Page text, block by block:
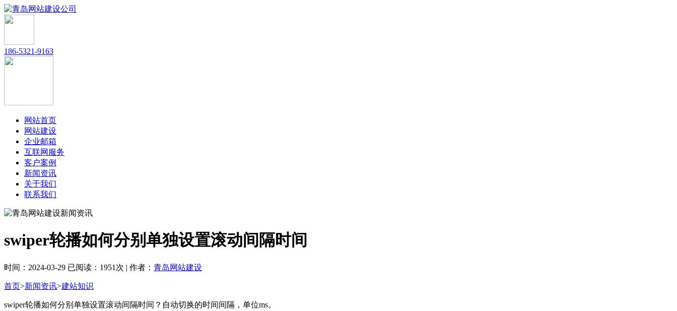
186-5321-9163
网站首页
网站建设
企业邮箱
互联网服务
客户案例
新闻资讯
关于我们
联系我们
swiper轮播如何分别单独设置滚动间隔时间
时间：2024-03-29 已阅读：1951次 | 作者： 青岛网站建设
首页>新闻资讯>建站知识
swiper轮播如何分别单独设置滚动间隔时间？自动切换的时间间隔，单位ms。